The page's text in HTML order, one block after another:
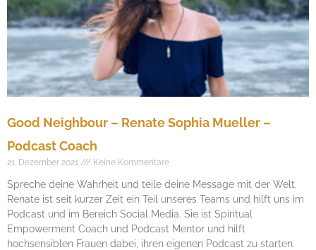
Good Neighbour – Renate Sophia Mueller –
Podcast Coach
21. Dezember 2021 Keine Kommentare
Spreche deine Wahrheit und teile deine Message mit der Welt.
Renate ist seit kurzer Zeit ein Teil unseres Teams und hilft uns im
Podcast und im Bereich Social Media. Sie ist Spiritual
Empowerment Coach und Podcast Mentor und hilft
hochsensiblen Frauen dabei, ihren eigenen Podcast zu starten.